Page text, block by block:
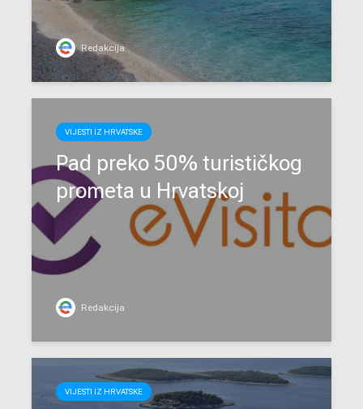
Redakcija
VIJESTI IZ HRVATSKE
Pad preko 50% turističkog
prometa u Hrvatskoj
Redakcija
VIJESTI IZ HRVATSKE